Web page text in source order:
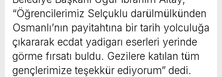
“Öğrencilerimiz Selçuklu darülmülkünden
Osmanlı’nın payitahtına bir tarih yolculuğa
çıkararak ecdat yadigarı eserleri yerinde
görme fırsatı buldu. Gezilere katılan tüm
gençlerimize teşekkür ediyorum” dedi.